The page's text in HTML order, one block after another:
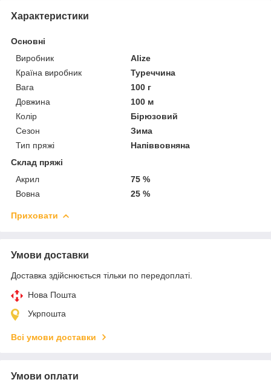
Характеристики
Основні
Виробник
Alize
Країна виробник
Туреччина
Вага
100 г
Довжина
100 м
Колір
Бірюзовий
Сезон
Зима
Тип пряжі
Напіввовняна
Склад пряжі
Акрил
75 %
Вовна
25 %
Приховати
Умови доставки
Доставка здійснюється тільки по передоплаті.
Нова Пошта
Укрпошта
Всі умови доставки
Умови оплати